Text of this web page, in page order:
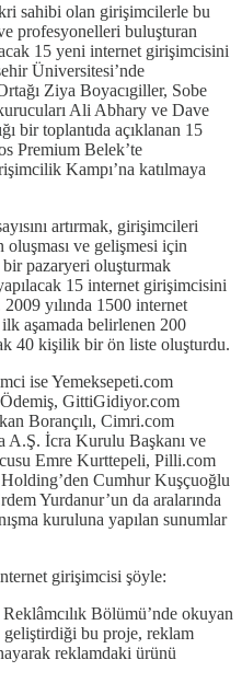
sahibi olan girişimcilerle bu
profesyonelleri buluşturan
15 yeni internet girişimcisini
Üniversitesi’nde
Ziya Boyacıgiller, Sobe
Ali Abhary ve Dave
bir toplantıda açıklanan 15
Premium Belek’te
Kampı’na katılmaya
artırmak, girişimcileri
ve gelişmesi için
bir pazaryeri oluşturmak
15 internet girişimcisini
yılında 1500 internet
aşamada belirlenen 200
40 kişilik bir ön liste oluşturdu.
ise Yemeksepeti.com
GittiGidiyor.com
Borançılı, Cimri.com
A.Ş. İcra Kurulu Başkanı ve
Emre Kurttepeli, Pilli.com
Cumhur Kuşçuoğlu
Yurdanur’un da aralarında
kuruluna yapılan sunumlar
girişimcisi şöyle:
Bölümü’nde okuyan
geliştirdiği bu proje, reklam
reklamdaki ürünü